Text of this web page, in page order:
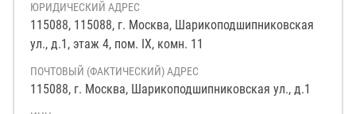
ЮРИДИЧЕСКИЙ АДРЕС
115088, 115088, г. Москва, Шарикоподшипниковская
ул., д.1, этаж 4, пом. IX, комн. 11
ПОЧТОВЫЙ (ФАКТИЧЕСКИЙ) АДРЕС
115088, г. Москва, Шарикоподшипниковская ул., д.1